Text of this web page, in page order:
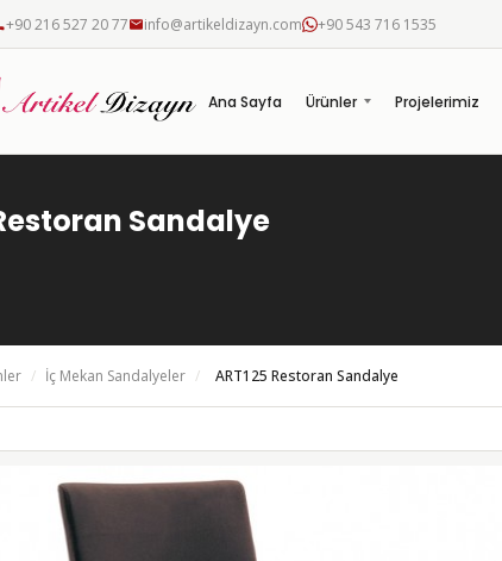
+90 216 527 20 77 info@artikeldizayn.com +90 543 716 1535
Ana Sayfa Ürünler Projelerimiz
Sandalye
/ İç Mekan Sandalyeler / ART125 Restoran Sandalye